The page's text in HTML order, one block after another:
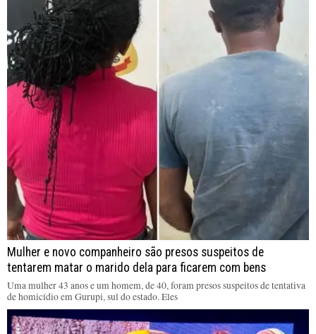
Mulher e novo companheiro são presos suspeitos de
tentarem matar o marido dela para ficarem com bens
Uma mulher 43 anos e um homem, de 40, foram presos suspeitos de tentativa
de homicídio em Gurupi, sul do estado. Eles